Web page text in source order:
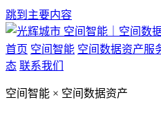
跳到主要内容
空间智能｜空间数
首页 空间智能 空间数据资产服
态 联系我们
空间智能 × 空间数据资产